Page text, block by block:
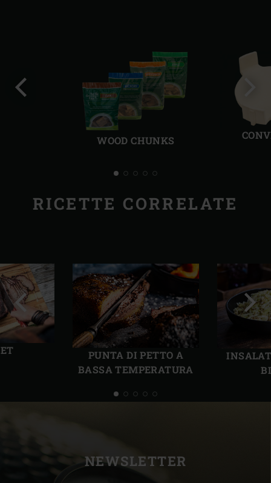
WOOD CHUNKS
RICETTE CORRELATE
PUNTA DI PETTO A
BASSA TEMPERATURA
Precedente
NEWSLETTER